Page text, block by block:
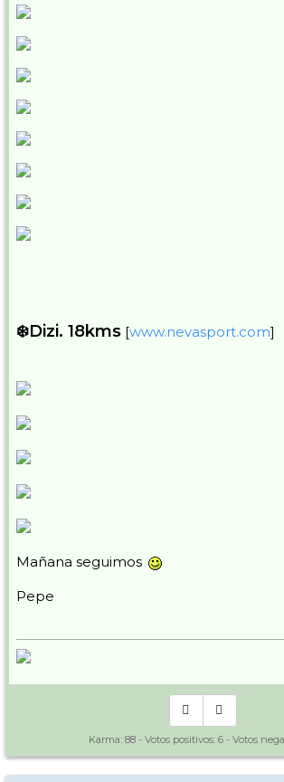
❄️Dizi. 18kms [www.nevasport.com]
Mañana seguimos
Pepe
Karma: 88 - Votos positivos: 6 - Votos